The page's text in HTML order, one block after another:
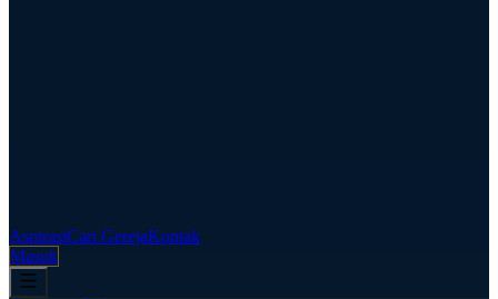
AspirasiCari GerejaKontak
Masuk